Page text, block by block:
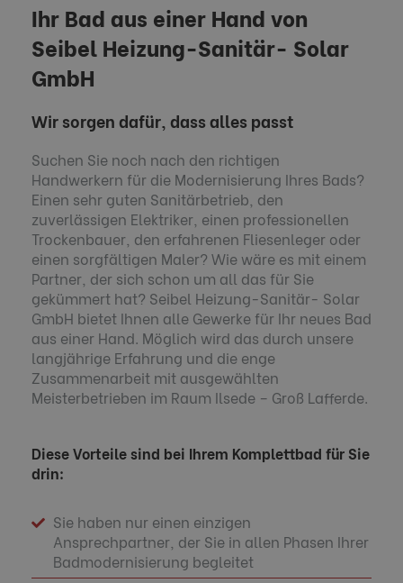
Ihr Bad aus einer Hand​ von
Seibel Heizung-Sanitär- Solar
GmbH
Wir sorgen dafür, dass alles passt
Suchen Sie noch nach den richtigen
Handwerkern für die Modernisierung Ihres Bads?
Einen sehr guten Sanitärbetrieb, den
zuverlässigen Elektriker, einen professionellen
Trockenbauer, den erfahrenen Fliesenleger oder
einen sorgfältigen Maler? Wie wäre es mit einem
Partner, der sich schon um all das für Sie
gekümmert hat? Seibel Heizung-Sanitär- Solar
GmbH bietet Ihnen alle Gewerke für Ihr neues Bad
aus einer Hand. Möglich wird das durch unsere
langjährige Erfahrung und die enge
Zusammenarbeit mit ausgewählten
Meisterbetrieben im Raum Ilsede – Groß Lafferde.
Diese Vorteile sind bei Ihrem Komplettbad für Sie
drin:
Sie haben nur einen einzigen
Ansprechpartner, der Sie in allen Phasen Ihrer
Badmodernisierung begleitet